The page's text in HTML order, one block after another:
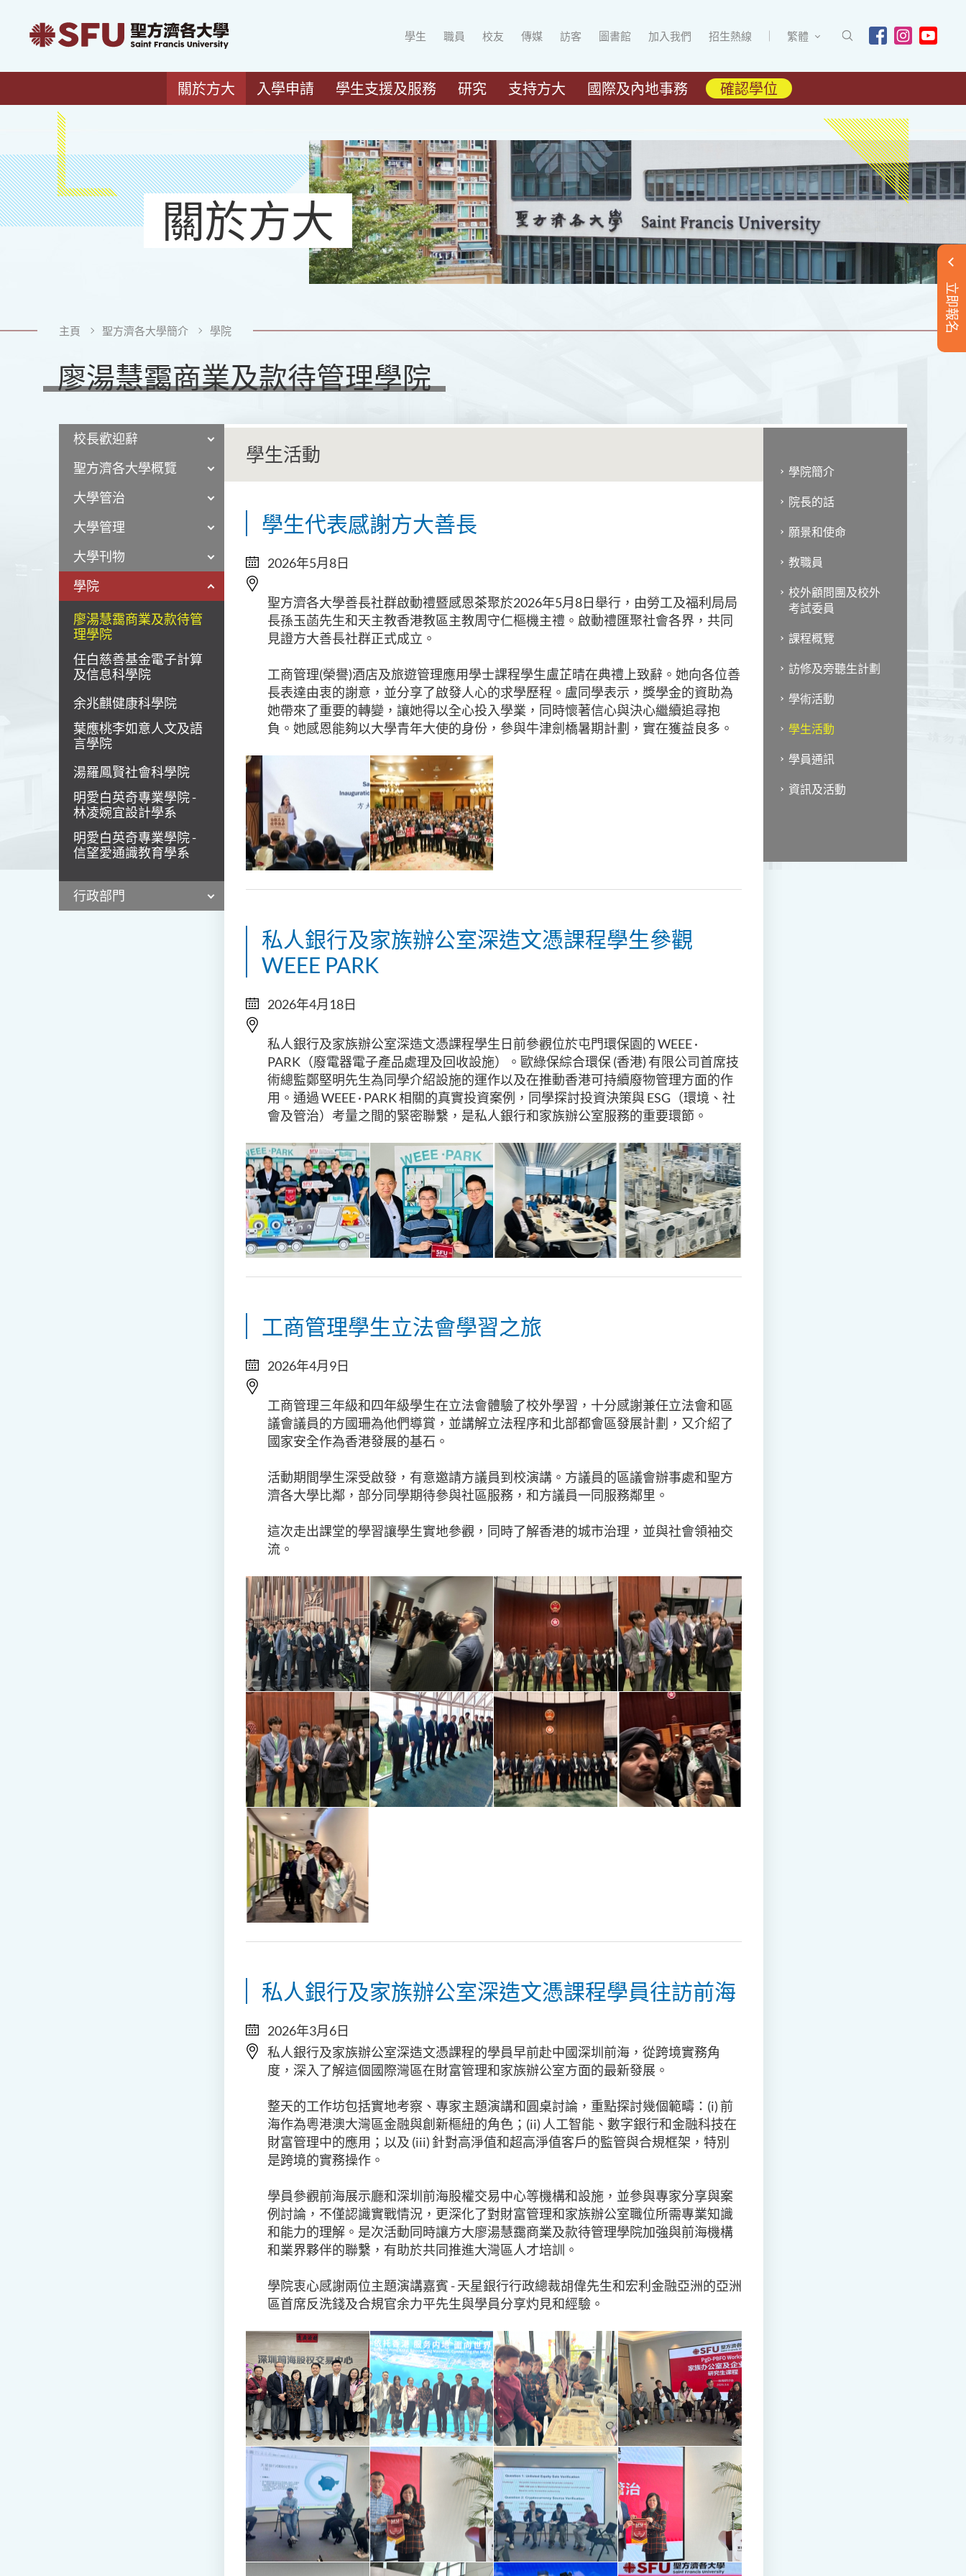
學生 職員 校友 傳媒 訪客 圖書館 加入我們 招生熱線 繁體
關於方大 入學申請 學生支援及服務 研究 支持方大 國際及內地事務 確認學位
立即報名
關於方大
主頁 聖方濟各大學簡介 學院
廖湯慧靄商業及款待管理學院
校長歡迎辭
聖方濟各大學概覽
大學管治
大學管理
大學刊物
學院
廖湯慧靄商業及款待管
理學院
任白慈善基金電子計算
及信息科學院
余兆麒健康科學院
葉應桃李如意人文及語
言學院
湯羅鳳賢社會科學院
明愛白英奇專業學院 -
林凌婉宜設計學系
明愛白英奇專業學院 -
信望愛通識教育學系
行政部門
學生活動
學生代表感謝方大善長
2026年5月8日
聖方濟各大學善長社群啟動禮暨感恩茶聚於2026年5月8日舉行，由勞工及福利局局
長孫玉菡先生和天主教香港教區主教周守仁樞機主禮。啟動禮匯聚社會各界，共同
見證方大善長社群正式成立。
工商管理(榮譽)酒店及旅遊管理應用學士課程學生盧芷晴在典禮上致辭。她向各位善
長表達由衷的謝意，並分享了啟發人心的求學歷程。盧同學表示，獎學金的資助為
她帶來了重要的轉變，讓她得以全心投入學業，同時懷著信心與決心繼續追尋抱
負。她感恩能夠以大學青年大使的身份，參與牛津劍橋暑期計劃，實在獲益良多。
私人銀行及家族辦公室深造文憑課程學生參觀
WEEE PARK
2026年4月18日
私人銀行及家族辦公室深造文憑課程學生日前參觀位於屯門環保園的 WEEE ·
PARK（廢電器電子產品處理及回收設施）。歐綠保綜合環保 (香港) 有限公司首席技
術總監鄭堅明先生為同學介紹設施的運作以及在推動香港可持續廢物管理方面的作
用。通過 WEEE · PARK 相關的真實投資案例，同學探討投資決策與 ESG（環境、社
會及管治）考量之間的緊密聯繫，是私人銀行和家族辦公室服務的重要環節。
工商管理學生立法會學習之旅
2026年4月9日
工商管理三年級和四年級學生在立法會體驗了校外學習，十分感謝兼任立法會和區
議會議員的方國珊為他們導賞，並講解立法程序和北部都會區發展計劃，又介紹了
國家安全作為香港發展的基石。
活動期間學生深受啟發，有意邀請方議員到校演講。方議員的區議會辦事處和聖方
濟各大學比鄰，部分同學期待參與社區服務，和方議員一同服務鄰里。
這次走出課堂的學習讓學生實地參觀，同時了解香港的城市治理，並與社會領袖交
流。
私人銀行及家族辦公室深造文憑課程學員往訪前海
2026年3月6日
私人銀行及家族辦公室深造文憑課程的學員早前赴中國深圳前海，從跨境實務角
度，深入了解這個國際灣區在財富管理和家族辦公室方面的最新發展。
整天的工作坊包括實地考察、專家主題演講和圓桌討論，重點探討幾個範疇：(i) 前
海作為粵港澳大灣區金融與創新樞紐的角色；(ii) 人工智能、數字銀行和金融科技在
財富管理中的應用；以及 (iii) 針對高淨值和超高淨值客戶的監管與合規框架，特別
是跨境的實務操作。
學員參觀前海展示廳和深圳前海股權交易中心等機構和設施，並參與專家分享與案
例討論，不僅認識實戰情況，更深化了對財富管理和家族辦公室職位所需專業知識
和能力的理解。是次活動同時讓方大廖湯慧靄商業及款待管理學院加強與前海機構
和業界夥伴的聯繫，有助於共同推進大灣區人才培訓。
學院衷心感謝兩位主題演講嘉賓 - 天星銀行行政總裁胡偉先生和宏利金融亞洲的亞洲
區首席反洗錢及合規官余力平先生與學員分享灼見和經驗。
學院簡介
院長的話
願景和使命
教職員
校外顧問團及校外
考試委員
課程概覽
訪修及旁聽生計劃
學術活動
學生活動
學員通訊
資訊及活動